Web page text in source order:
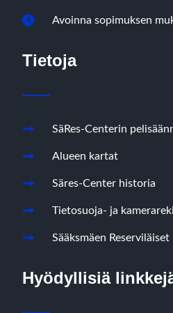
Avoinna sopimuksen
Tietoja
SäRes-Centerin
Alueen kartat
Säres-Center historia
Tietosuoja- ja
Sääksmäen
Hyödyllisiä